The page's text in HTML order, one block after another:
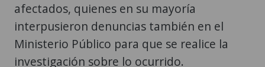
afectados, quienes en su mayoría
interpusieron denuncias también en el
Ministerio Público para que se realice la
investigación sobre lo ocurrido.